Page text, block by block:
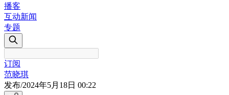
播客
互动新闻
专题
订阅
范晓琪
发布/2024年5月18日 00:22